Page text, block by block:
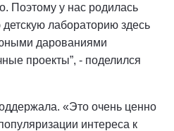
Поэтому у нас родилась
детскую лабораторию здесь
дарованиями
проекты”, - поделился
«Это очень ценно
интереса к